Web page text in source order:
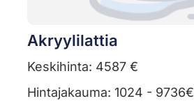
Akryylilattia
Keskihinta: 4587 €
Hintajakauma: 1024 - 9736€